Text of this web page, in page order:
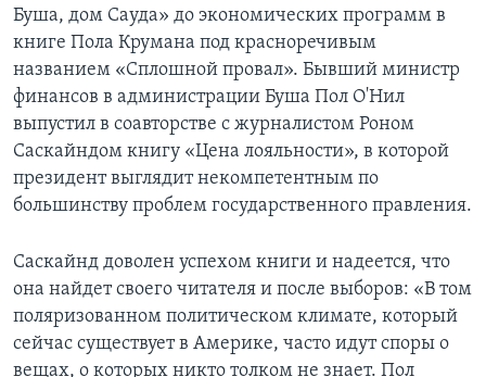
Буша, дом Сауда» до экономических программ в
книге Пола Крумана под красноречивым
названием «Сплошной провал». Бывший министр
финансов в администрации Буша Пол О'Нил
выпустил в соавторстве с журналистом Роном
Саскайндом книгу «Цена лояльности», в которой
президент выглядит некомпетентным по
большинству проблем государственного правления.
Саскайнд доволен успехом книги и надеется, что
она найдет своего читателя и после выборов: «В том
поляризованном политическом климате, который
сейчас существует в Америке, часто идут споры о
вещах, о которых никто толком не знает. Пол